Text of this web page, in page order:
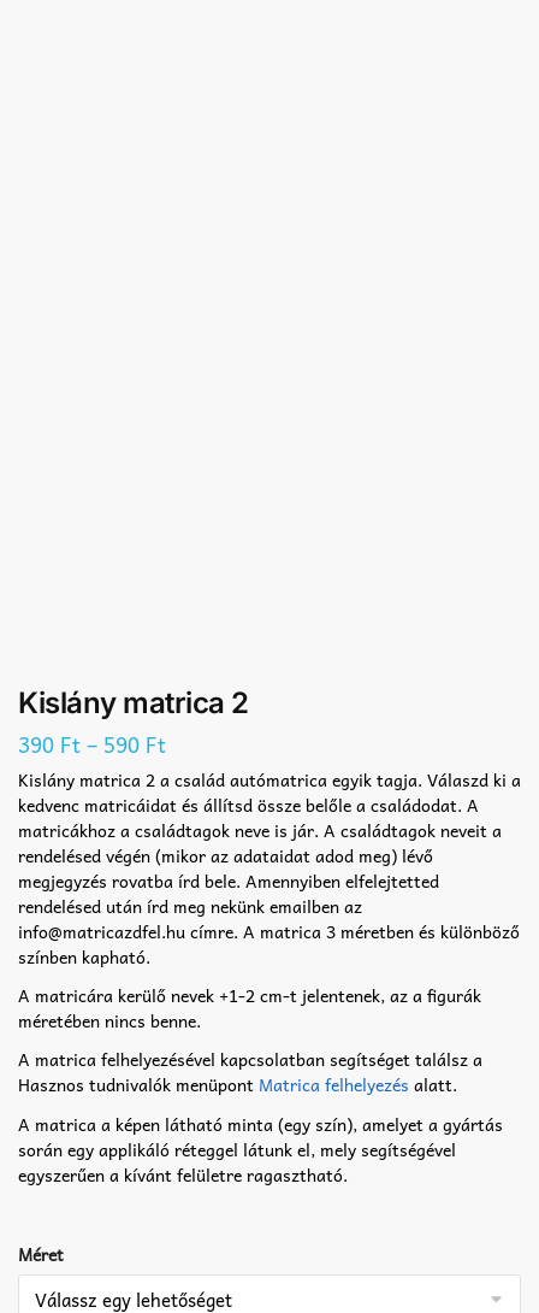
Kislány matrica 2
390 Ft– 590 Ft
Kislány matrica 2 a család autómatrica egyik tagja. Válaszd ki a
kedvenc matricáidat és állítsd össze belőle a családodat. A
matricákhoz a családtagok neve is jár. A családtagok neveit a
rendelésed végén (mikor az adataidat adod meg) lévő
megjegyzés rovatba írd bele. Amennyiben elfelejtetted
rendelésed után írd meg nekünk emailben az
info@matricazdfel.hu címre. A matrica 3 méretben és különböző
színben kapható.
A matricára kerülő nevek +1-2 cm-t jelentenek, az a figurák
méretében nincs benne.
A matrica felhelyezésével kapcsolatban segítséget találsz a
Hasznos tudnivalók menüpont Matrica felhelyezés alatt.
A matrica a képen látható minta (egy szín), amelyet a gyártás
során egy applikáló réteggel látunk el, mely segítségével
egyszerűen a kívánt felületre ragasztható.
Méret